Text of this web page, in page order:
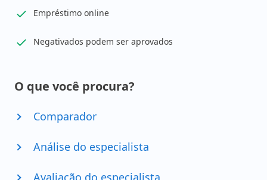
Empréstimo online
Negativados podem ser aprovados
O que você procura?
Comparador
Análise do especialista
Avaliação do especialista